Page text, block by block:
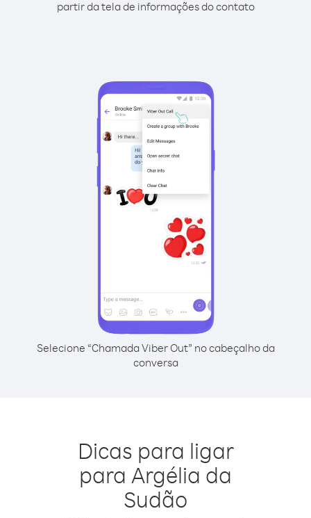
partir da tela de informações do contato
Selecione “Chamada Viber Out” no cabeçalho da
conversa
Dicas para ligar
para Argélia da
Sudão